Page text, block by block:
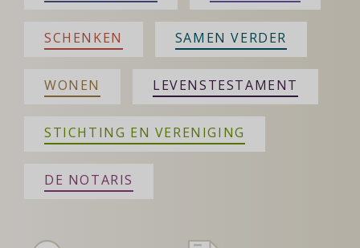
SCHENKEN SAMEN VERDER
WONEN LEVENSTESTAMENT
STICHTING EN VERENIGING
DE NOTARIS